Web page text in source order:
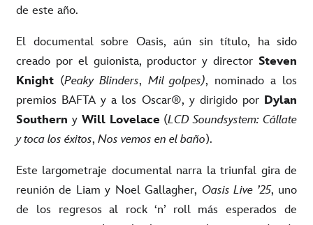
de este año.
El documental sobre Oasis, aún sin título, ha sido
creado por el guionista, productor y director Steven
Knight (Peaky Blinders, Mil golpes), nominado a los
premios BAFTA y a los Oscar®, y dirigido por Dylan
Southern y Will Lovelace (LCD Soundsystem: Cállate
y toca los éxitos, Nos vemos en el baño).
Este largometraje documental narra la triunfal gira de
reunión de Liam y Noel Gallagher, Oasis Live ’25, uno
de los regresos al rock ‘n’ roll más esperados de